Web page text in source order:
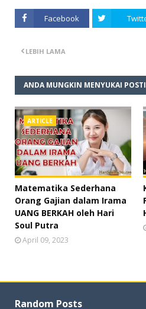
Facebook
LEBIH LAMA
ANDA MUNGKIN MENYUKAI
ARTICLE
Matematika Sederhana
Orang Gajian dalam Irama
UANG BERKAH oleh Hari
Soul Putra
April 09, 2023
Random Posts